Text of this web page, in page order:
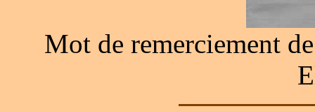
Mot de remerciement